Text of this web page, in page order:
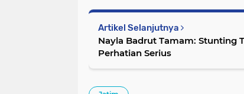
Artikel Selanjutnya
Nayla Badrut Tamam: Stunting
Perhatian Serius